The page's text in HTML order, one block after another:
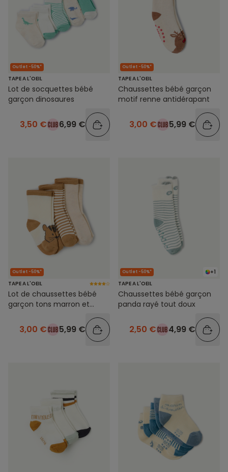
Outlet -50%*
TAPE A L'OEIL
Lot de socquettes bébé
garçon dinosaures
3,50 € 6,99 €
Outlet -50%*
TAPE A L'OEIL
Chaussettes bébé garçon
motif renne antidérapant
3,00 € 5,99 €
Outlet -50%*
TAPE A L'OEIL
Lot de chaussettes bébé
garçon tons marron et
3,00 € 5,99 €
+1
Outlet -50%*
TAPE A L'OEIL
Chaussettes bébé garçon
panda rayé tout doux
2,50 € 4,99 €